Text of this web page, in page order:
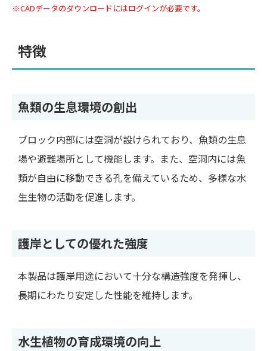
※CADデータのダウンロードにはログインが必要です。
特徴
魚類の生息環境の創出
ブロック内部には空洞が設けられており、魚類の生息
場や避難場所として機能します。また、空洞内には魚
類が自由に移動できる孔を備えているため、多様な水
生生物の活動を促進します。
護岸としての優れた強度
本製品は護岸用途において十分な構造強度を発揮し、
長期にわたり安定した性能を維持します。
水生植物の育成環境の向上